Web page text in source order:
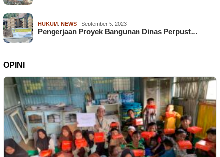
HUKUM NEWS September 5, 2023
Pengerjaan Proyek Bangunan Dinas Perpust…
OPINI